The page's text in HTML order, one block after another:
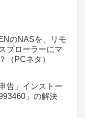
のNASを、リモ
プローラーにマ
（PCネタ）
告」インストー
」の解決